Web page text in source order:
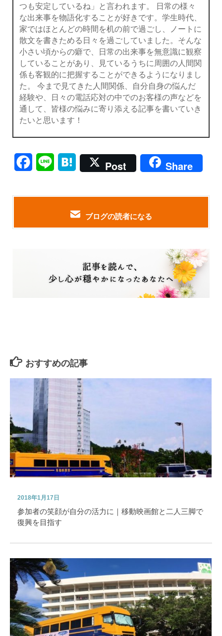
つも安定しているね」と言われます。 日常の様々
な出来事を物語化することが好きです。学生時代、
家ではほとんどの時間を机の前で過ごし、ノートに
散文を書きためる日々を過ごしていました。そんな
小さい頃からの癖で、日常の出来事を無意識に観察
していることがあり、見ているうちに周囲の人間関
係も客観的に把握することができるようになりまし
た。 今まで見てきた人間関係、自分自身の悩んだ
経験や、日々の電話応対の中でのお客様の声などを
通して、皆様の悩みに寄り添える記事を書いていき
たいと思います！
Facebook
Line Hatena
Post Share
ブログの読者になる
おすすめの記事
2018年1月17日
参加者の笑顔が自分の活力に｜移動映画館と二人三脚で
復興を目指す